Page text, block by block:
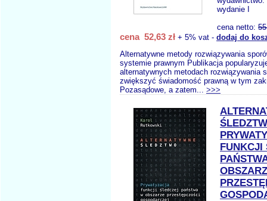
wydanie I
cena netto:
cena 52,63 zł + 5% vat - dodaj do
Alternatywne metody rozwiązywania
systemie prawnym Publikacja
alternatywnych metodach rozwiązywania
zwiększyć świadomość prawną w tym
Pozasądowe, a zatem... >>>
FUNKCJI